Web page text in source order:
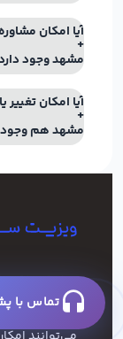
آیا امکان
مشهد وجود
آیا امکان
مشهد هم وجود
ویزیت سنتر
آنلاین
تماس با